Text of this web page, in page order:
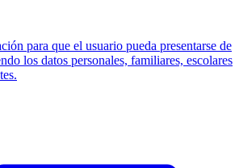
para que el usuario pueda presentarse de
los datos personales, familiares, escolares